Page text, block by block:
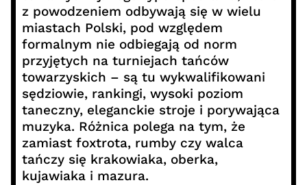
z powodzeniem odbywają się w wielu
miastach Polski, pod względem
formalnym nie odbiegają od norm
przyjętych na turniejach tańców
towarzyskich – są tu wykwalifikowani
sędziowie, rankingi, wysoki poziom
taneczny, eleganckie stroje i porywająca
muzyka. Różnica polega na tym, że
zamiast foxtrota, rumby czy walca
tańczy się krakowiaka, oberka,
kujawiaka i mazura.